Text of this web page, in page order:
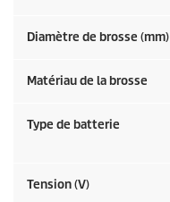
Diamètre de brosse (mm)
Matériau de la brosse
Type de batterie
Tension (V)